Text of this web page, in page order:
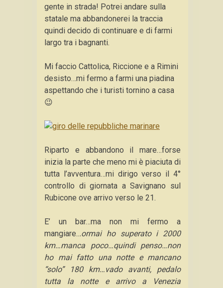
gente in strada! Potrei andare sulla
statale ma abbandonerei la traccia
quindi decido di continuare e di farmi
largo tra i bagnanti.
Mi faccio Cattolica, Riccione e a Rimini
desisto…mi fermo a farmi una piadina
aspettando che i turisti tornino a casa
😉
Riparto e abbandono il mare…forse
inizia la parte che meno mi è piaciuta di
tutta l’avventura…mi dirigo verso il 4°
controllo di giornata a Savignano sul
Rubicone ove arrivo verso le 21.
E’ un bar…ma non mi fermo a
mangiare...ormai ho superato i 2000
km…manca poco…quindi penso…non
ho mai fatto una notte e mancano
“solo” 180 km…vado avanti, pedalo
tutta la notte e arrivo a Venezia